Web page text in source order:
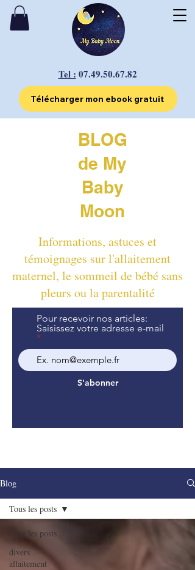
Tel : 07.49.50.67.82
Télécharger mon ebook gratuit
BLOG
de My
Baby
Moon
Informations, astuces et
témoignages sur l'allaitement
maternel, le sommeil de bébé sans
pleurs ou la parentalité
Pour recevoir nos articles:
Saisissez votre adresse e-mail
S'abonner
Blog
Tous les posts
divers
allaitement
Tous les posts